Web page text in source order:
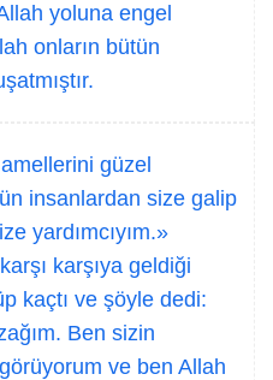
yoluna engel
onların bütün
güzel
insanlardan size galip
yardımcıyım.»
karşıya geldiği
kaçtı ve şöyle dedi:
Ben sizin
ve ben Allah